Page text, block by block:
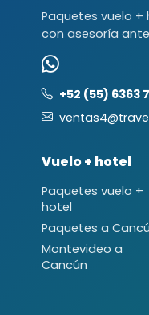
Paquetes vuelo +
con asesoría
+52 (55) 6363
Vuelo + hotel
Paquetes vuelo +
hotel
Paquetes a
Montevideo a
Cancún